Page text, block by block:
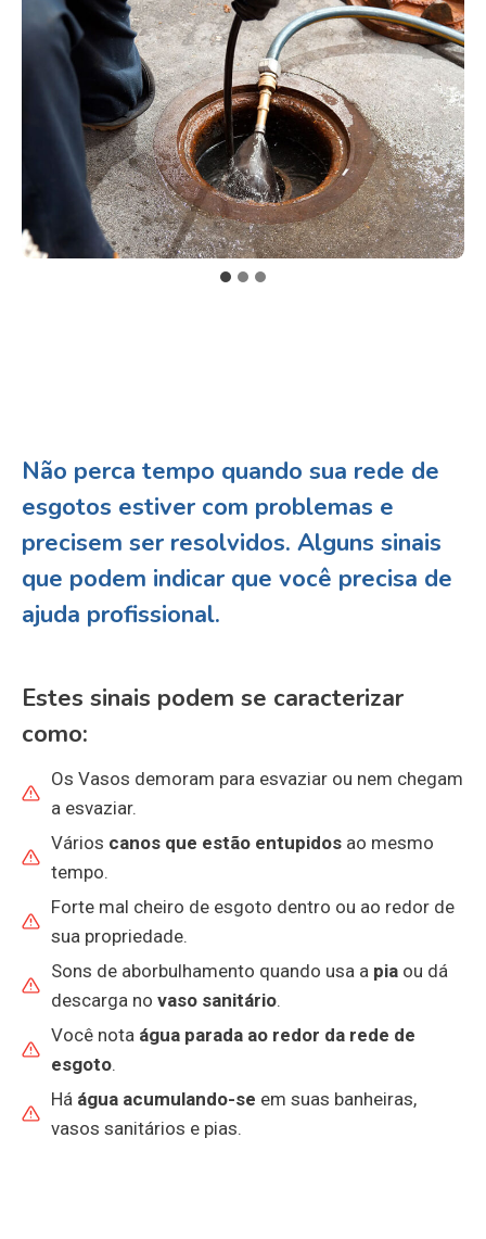
Não perca tempo quando sua rede de
esgotos estiver com problemas e
precisem ser resolvidos. Alguns sinais
que podem indicar que você precisa de
ajuda profissional.
Estes sinais podem se caracterizar
como:
Os Vasos demoram para esvaziar ou nem chegam
a esvaziar.
Vários canos que estão entupidos ao mesmo
tempo.
Forte mal cheiro de esgoto dentro ou ao redor de
sua propriedade.
Sons de aborbulhamento quando usa a pia ou dá
descarga no vaso sanitário.
Você nota água parada ao redor da rede de
esgoto.
Há água acumulando-se em suas banheiras,
vasos sanitários e pias.